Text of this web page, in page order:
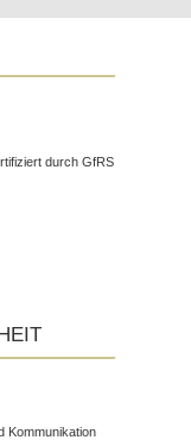
durch GfRS
Kommunikation